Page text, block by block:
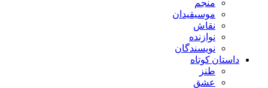
منجم
موسیقیدان
نقاش
نوازنده
نویسندگان
داستان کوتاه
طنز
عشق